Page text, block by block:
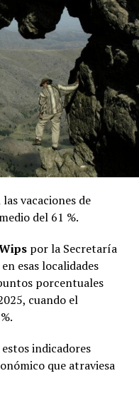
del Mercado
la plaza, a fin de
vacaciones de
del 61 %.
por la Secretaría
esas localidades
porcentuales
cuando el
indicadores
que atraviesa